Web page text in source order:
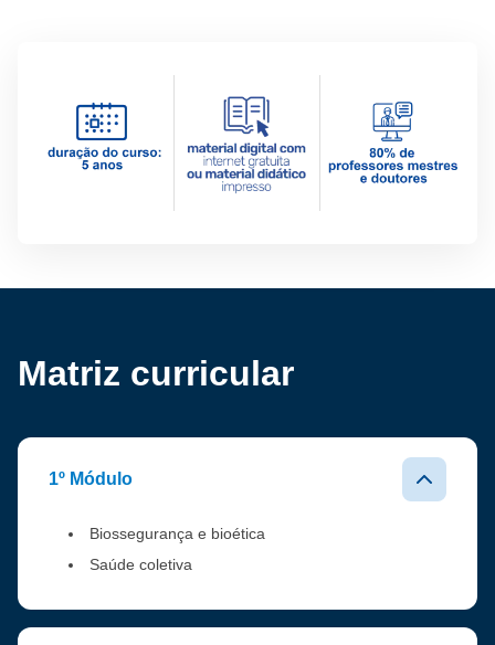
Matriz curricular
1º Módulo
Biossegurança e bioética
Saúde coletiva